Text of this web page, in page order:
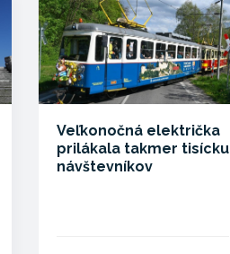
Veľkonočná električka
prilákala takmer tisícku
návštevníkov